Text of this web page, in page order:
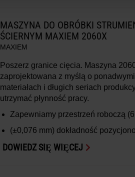
MASZYNA DO OBRÓBKI
ŚCIERNYM MAXIEM 2060X
MAXIEM
Poszerz granice cięcia. Maszyna
zaprojektowana z myślą o
materiałach i długich seriach
utrzymać płynność pracy.
Zapewniamy przestrzeń roboczą
(±0,076 mm) dokładność
DOWIEDZ SIĘ WIĘCEJ